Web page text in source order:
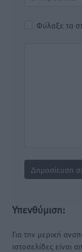
Φύλαξε τα
Υπενθύμιση:
Για την μερική
ιστοσελίδες είναι